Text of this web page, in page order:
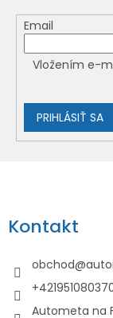
Email
Vložením e-
PRIHLÁSIŤ SA
p
äKontakt
obchod@
Autometa na